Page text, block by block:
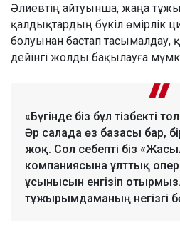
Әлиевтің айтуынша, жаңа
қалдықтардың бүкіл өмірлік
болуынан бастап тасымалдау,
дейінгі жолды бақылауға
«Бүгінде біз бұл тізбекті
Әр салада өз базасы бар,
жоқ. Сол себепті біз
компаниясына ұлттық
ұсынысын енгізіп
тұжырымдаманың негізгі